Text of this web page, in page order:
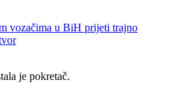
vozačima u BiH prijeti trajno
je pokretač.